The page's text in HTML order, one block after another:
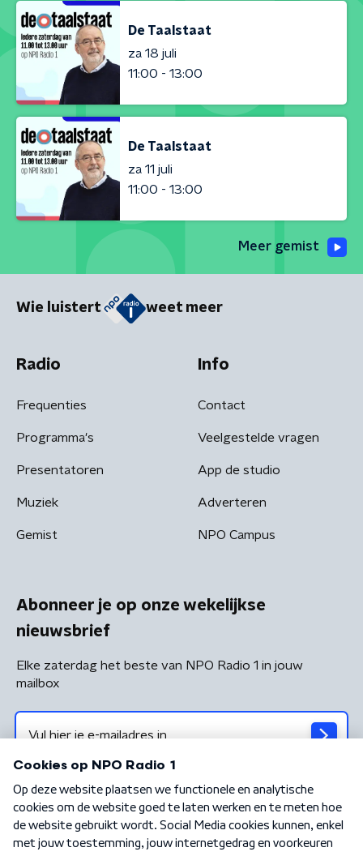
De Taalstaat
za 18 juli
11:00 - 13:00
De Taalstaat
za 11 juli
11:00 - 13:00
Meer gemist
Wie luistert weet meer
Radio
Frequenties
Programma's
Presentatoren
Muziek
Gemist
Info
Contact
Veelgestelde vragen
App de studio
Adverteren
NPO Campus
Abonneer je op onze wekelijkse
nieuwsbrief
Elke zaterdag het beste van NPO Radio 1 in jouw
mailbox
Algemene voorwaarden